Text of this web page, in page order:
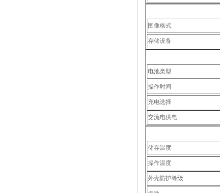
图像格式
存储设备
电池类型
操作时间
充电选择
交流电供电
储存温度
操作温度
外壳防护等级